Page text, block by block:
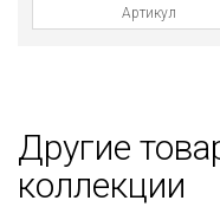
Артикул
Другие
коллекции